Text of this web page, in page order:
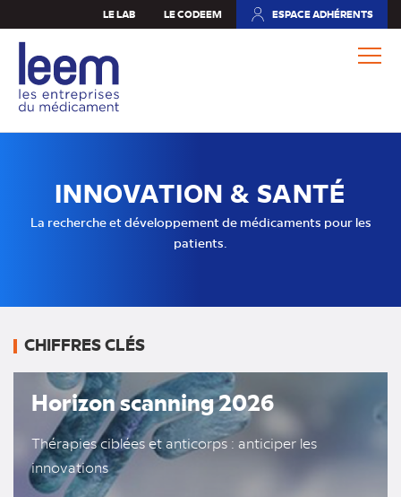
au
contenu
principal
LE LAB LE CODEEM ESPACE ADHÉRENTS
(NOUVEL
INNOVATION & SANTÉ
La recherche et développement de médicaments pour les
patients.
CHIFFRES CLÉS
Horizon scanning 2026
Thérapies ciblées et anticorps : anticiper les
innovations